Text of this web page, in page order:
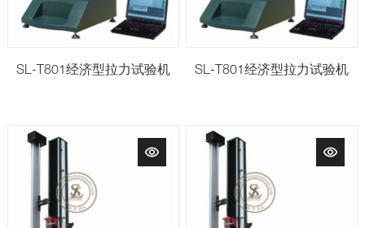
SL-T801经济型拉力试验机 SL-T801经济型拉力试验机